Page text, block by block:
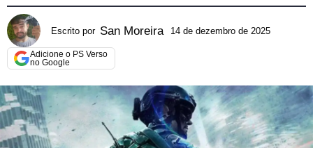
Escrito por San Moreira 14 de dezembro de 2025
d
e
z
e
m
Adicione o PS Verso
no Google